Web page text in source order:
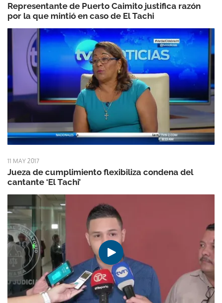
Representante de Puerto Caimito justifica razón
por la que mintió en caso de El Tachi
11 MAY 2017
Jueza de cumplimiento flexibiliza condena del
cantante ‘El Tachi’